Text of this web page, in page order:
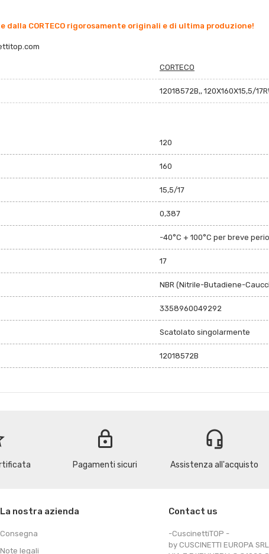
dalla CORTECO rigorosamente originali e di ultima produzione!
m
CORTECO
12018572B,, 120X160X15,5/
120
160
15,5/17
0,387
-40°C + 100°C per breve
17
NBR (Nitrile-Butadiene-
3358960049292
Scatolato singolarmente
12018572B
lock
Pagamenti sicuri
headset_mic
Assistenza all'acquisto
La nostra azienda
Consegna
Note legali
Contact us
-CuscinettiTOP -
by CUSCINETTI EUROPA SRL